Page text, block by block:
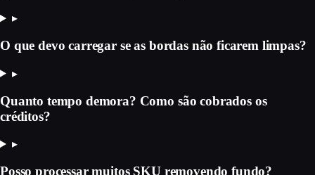
▸
O que devo carregar se as bordas não ficarem limpas?
▸
Quanto tempo demora? Como são cobrados os
créditos?
▸
Posso processar muitos SKU removendo fundo?